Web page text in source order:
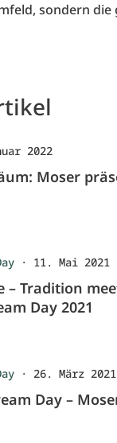
sondern die
2022
Moser
· 11. Mai 2021
– Tradition
Day 2021
· 26. März 2021
Day –